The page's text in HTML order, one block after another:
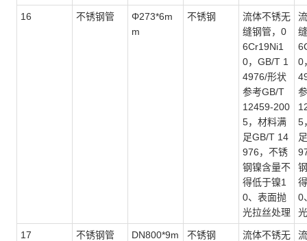
16 不锈钢管
Φ273*6m
m
不锈钢
流体不锈无
缝钢管， 0
6Cr19Ni1
0，GB/T 1
4976/形状
参考GB/T
12459-200
5，材料满
足GB/T 14
976，不锈
钢镍含量不
得低于镍1
0、表面抛
光拉丝处理
0
5
0
17 不锈钢管
DN800*9m
不锈钢
流体不锈无